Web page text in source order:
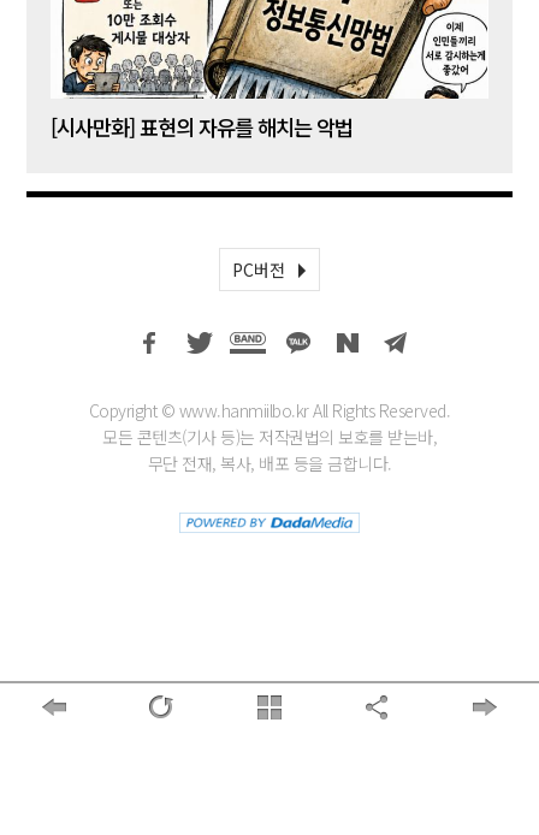
[시사만화] 표현의 자유를 해치는 악법
PC버전
Copyright © www.hanmiilbo.kr All Rights Reserved.
모든 콘텐츠(기사 등)는 저작권법의 보호를 받는바,
무단 전재, 복사, 배포 등을 금합니다.